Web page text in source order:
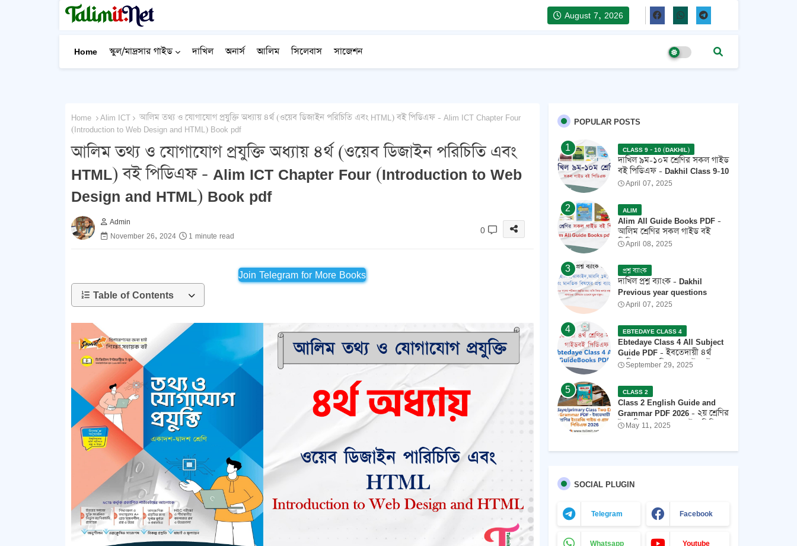
August 7, 2026
Home স্কুল/মাদ্রসার গাইড দাখিল অনার্স আলিম সিলেবাস সাজেশন
Home Alim ICT
আলিম তথ্য ও যোগাযোগ প্রযুক্তি অধ্যায় ৪র্থ (ওয়েব ডিজাইন পরিচিতি এবং HTML) বই পিডিএফ - Alim ICT Chapter Four
(Introduction to Web Design and HTML) Book pdf
আলিম তথ্য ও যোগাযোগ প্রযুক্তি অধ্যায় ৪র্থ (ওয়েব ডিজাইন পরিচিতি এবং
HTML) বই পিডিএফ - Alim ICT Chapter Four (Introduction to Web
Design and HTML) Book pdf
Admin
November 26, 2024
1 minute read 0
Join Telegram for More Books
Table of Contents
POPULAR POSTS
CLASS 9 - 10 (DAKHIL)
দাখিল ৯ম-১০ম শ্রেণির সকল গাইড
বই পিডিএফ - Dakhil Class 9-10
All Guide Books Pdf 2026 -
April 07, 2025
ALIM
Alim All Guide Books PDF -
আলিম শ্রেণির সকল গাইড বই
পিডিএফ 2026
April 08, 2025
প্রশ্ন ব্যাংক
দাখিল প্রশ্ন ব্যাংক - Dakhil
Previous year questions
April 07, 2025
EBTEDAYE CLASS 4
Ebtedaye Class 4 All Subject
Guide PDF - ইবতেদায়ী ৪র্থ
শ্রেণির সকল বিষয়ের গাইডবই
September 29, 2025
CLASS 2
Class 2 English Guide and
Grammar PDF 2026 - ২য় শ্রেণির
ইংরেজি গ্রামার এবং গাইড পিডিএফ
May 11, 2025
SOCIAL PLUGIN
Telegram Facebook
Whatsapp Youtube